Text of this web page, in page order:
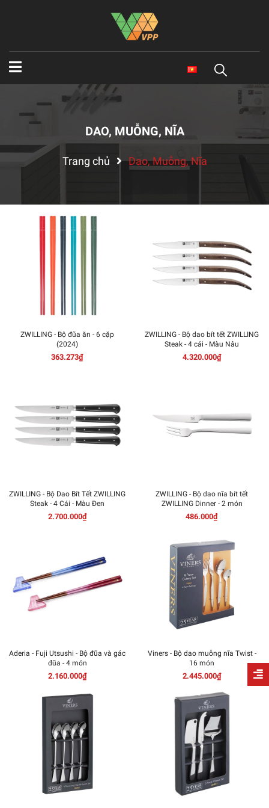
DAO, MUỖNG, NĨA
Trang chủ Dao, Muỗng, Nĩa
ZWILLING - Bộ đũa ăn - 6 cặp
(2024)
363.273₫
ZWILLING - Bộ dao bít tết ZWILLING
Steak - 4 cái - Màu Nâu
4.320.000₫
ZWILLING - Bộ Dao Bít Tết ZWILLING
Steak - 4 Cái - Màu Đen
2.700.000₫
ZWILLING - Bộ dao nĩa bít tết
ZWILLING Dinner - 2 món
486.000₫
Aderia - Fuji Utsushi - Bộ đũa và gác
đũa - 4 món
2.160.000₫
Viners - Bộ dao muỗng nĩa Twist -
16 món
2.445.000₫